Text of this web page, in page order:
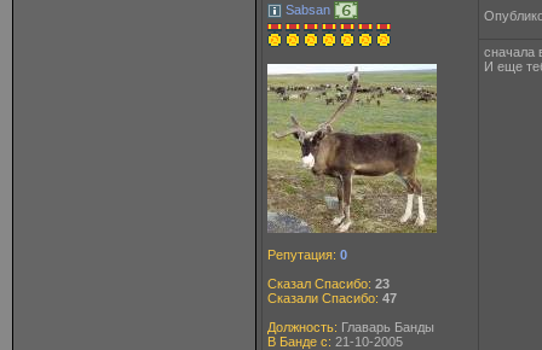
Sabsan
Репутация: 0
Сказал Спасибо: 23
Сказали Спасибо: 47
Должность: Главарь Банды
В Банде с: 21-10-2005
сначала
И еще